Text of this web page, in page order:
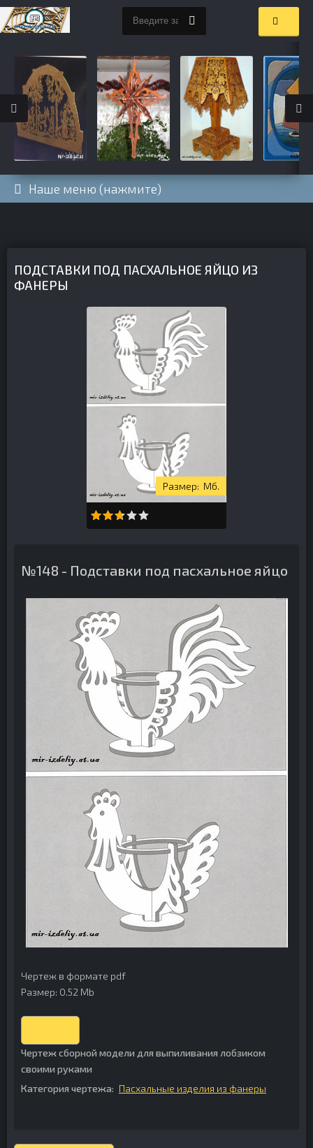
Наше меню (нажмите)
ПОДСТАВКИ ПОД ПАСХАЛЬНОЕ ЯЙЦО ИЗ
ФАНЕРЫ
Мб.
№148 - Подставки под пасхальное яйцо
Чертеж в формате pdf
Размер: 0.52 Mb
Чертеж сборной модели для выпиливания лобзиком
своими руками
Категория чертежа: Пасхальные изделия из фанеры